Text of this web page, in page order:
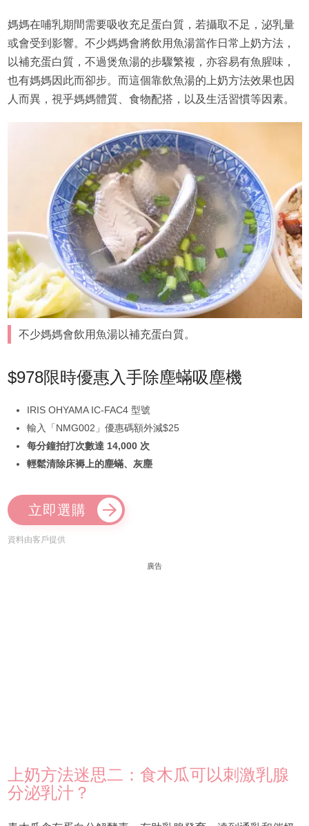
媽媽在哺乳期間需要吸收充足蛋白質，若攝取不足，泌乳量
或會受到影響。不少媽媽會將飲用魚湯當作日常上奶方法，
以補充蛋白質，不過煲魚湯的步驟繁複，亦容易有魚腥味，
也有媽媽因此而卻步。而這個靠飲魚湯的上奶方法效果也因
人而異，視乎媽媽體質、食物配搭，以及生活習慣等因素。
不少媽媽會飲用魚湯以補充蛋白質。
$978限時優惠入手除塵蟎吸塵機
IRIS OHYAMA IC-FAC4 型號
輸入「NMG002」優惠碼額外減$25
每分鐘拍打次數達 14,000 次
輕鬆清除床褥上的塵蟎、灰塵
立即選購
資料由客戶提供
廣告
上奶方法迷思二：食木瓜可以刺激乳腺
分泌乳汁？